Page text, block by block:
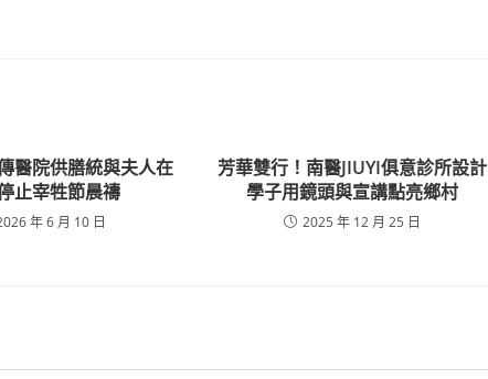
醫院供膳統與夫人在
止宰牲節晨禱
年 6 月 10 日
芳華雙行！南醫JIUYI俱意診所設計
學子用鏡頭與宣講點亮鄉村
2025 年 12 月 25 日